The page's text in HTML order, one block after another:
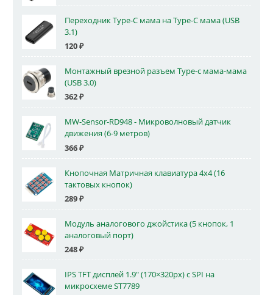
Переходник Type-C мама на Type-C мама (USB
3.1)
120₽
Монтажный врезной разъем Type-c мама-мама
(USB 3.0)
362₽
MW-Sensor-RD948 - Микроволновый датчик
движения (6-9 метров)
366₽
Кнопочная Матричная клавиатура 4x4 (16
тактовых кнопок)
289₽
Модуль аналогового джойстика (5 кнопок, 1
аналоговый порт)
248₽
IPS TFT дисплей 1.9" (170×320px) с SPI на
микросхеме ST7789